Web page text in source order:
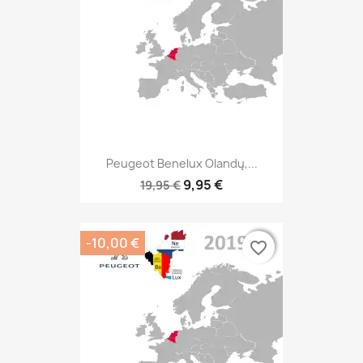
Peugeot Benelux Olandų,...
19,95 € 9,95 €
-10,00 € favorite_border
favorite_border